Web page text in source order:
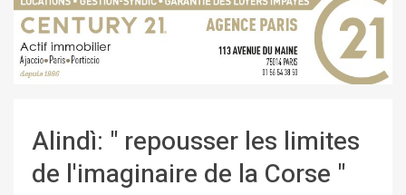
Alindì: " repousser les limites
de l'imaginaire de la Corse "